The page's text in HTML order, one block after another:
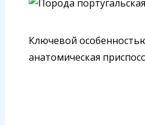
Ключевой
анатомическая